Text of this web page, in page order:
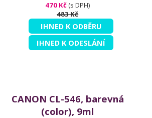
470 Kč(s DPH)
483 Kč
IHNED K ODBĚRU
IHNED K ODESLÁNÍ
CANON CL-546, barevná
(color), 9ml